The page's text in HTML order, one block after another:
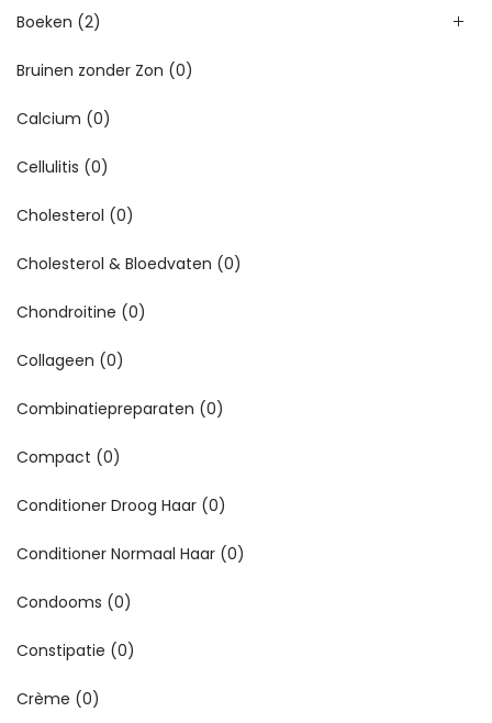
Boeken (2)
Bruinen zonder Zon (0)
Calcium (0)
Cellulitis (0)
Cholesterol (0)
Cholesterol & Bloedvaten (0)
Chondroitine (0)
Collageen (0)
Combinatiepreparaten (0)
Compact (0)
Conditioner Droog Haar (0)
Conditioner Normaal Haar (0)
Condooms (0)
Constipatie (0)
Crème (0)